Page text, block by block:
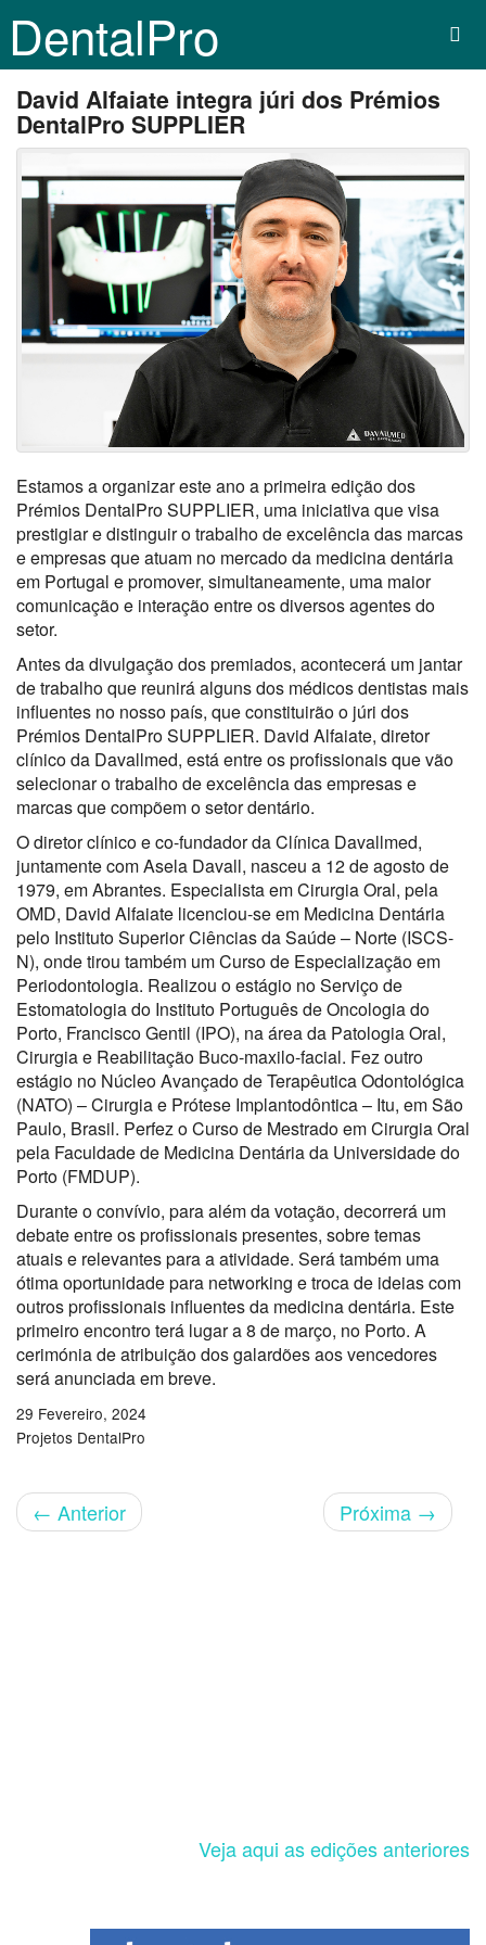
DentalPro
David Alfaiate integra júri dos Prémios
DentalPro SUPPLIER
Estamos a organizar este ano a primeira edição dos
Prémios DentalPro SUPPLIER, uma iniciativa que visa
prestigiar e distinguir o trabalho de excelência das marcas
e empresas que atuam no mercado da medicina dentária
em Portugal e promover, simultaneamente, uma maior
comunicação e interação entre os diversos agentes do
setor.
Antes da divulgação dos premiados, acontecerá um jantar
de trabalho que reunirá alguns dos médicos dentistas mais
influentes no nosso país, que constituirão o júri dos
Prémios DentalPro SUPPLIER. David Alfaiate, diretor
clínico da Davallmed, está entre os profissionais que vão
selecionar o trabalho de excelência das empresas e
marcas que compõem o setor dentário.
O diretor clínico e co-fundador da Clínica Davallmed,
juntamente com Asela Davall, nasceu a 12 de agosto de
1979, em Abrantes. Especialista em Cirurgia Oral, pela
OMD, David Alfaiate licenciou-se em Medicina Dentária
pelo Instituto Superior Ciências da Saúde – Norte (ISCS-
N), onde tirou também um Curso de Especialização em
Periodontologia. Realizou o estágio no Serviço de
Estomatologia do Instituto Português de Oncologia do
Porto, Francisco Gentil (IPO), na área da Patologia Oral,
Cirurgia e Reabilitação Buco-maxilo-facial. Fez outro
estágio no Núcleo Avançado de Terapêutica Odontológica
(NATO) – Cirurgia e Prótese Implantodôntica – Itu, em São
Paulo, Brasil. Perfez o Curso de Mestrado em Cirurgia Oral
pela Faculdade de Medicina Dentária da Universidade do
Porto (FMDUP).
Durante o convívio, para além da votação, decorrerá um
debate entre os profissionais presentes, sobre temas
atuais e relevantes para a atividade. Será também uma
ótima oportunidade para networking e troca de ideias com
outros profissionais influentes da medicina dentária. Este
primeiro encontro terá lugar a 8 de março, no Porto. A
cerimónia de atribuição dos galardões aos vencedores
será anunciada em breve.
29 Fevereiro, 2024
Projetos DentalPro
← Anterior Próxima →
Veja aqui as edições anteriores